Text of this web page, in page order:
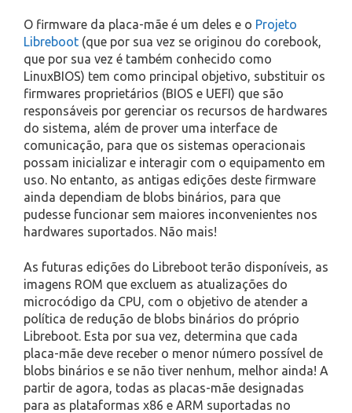
O firmware da placa-mãe é um deles e o Projeto
Libreboot (que por sua vez se originou do corebook,
que por sua vez é também conhecido como
LinuxBIOS) tem como principal objetivo, substituir os
firmwares proprietários (BIOS e UEFI) que são
responsáveis por gerenciar os recursos de hardwares
do sistema, além de prover uma interface de
comunicação, para que os sistemas operacionais
possam inicializar e interagir com o equipamento em
uso. No entanto, as antigas edições deste firmware
ainda dependiam de blobs binários, para que
pudesse funcionar sem maiores inconvenientes nos
hardwares suportados. Não mais!
As futuras edições do Libreboot terão disponíveis, as
imagens ROM que excluem as atualizações do
microcódigo da CPU, com o objetivo de atender a
política de redução de blobs binários do próprio
Libreboot. Esta por sua vez, determina que cada
placa-mãe deve receber o menor número possível de
blobs binários e se não tiver nenhum, melhor ainda! A
partir de agora, todas as placas-mãe designadas
para as plataformas x86 e ARM suportadas no